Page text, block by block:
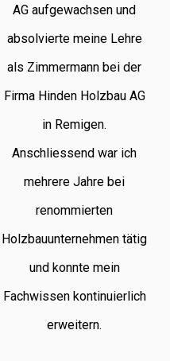
AG aufgewachsen und
absolvierte meine Lehre
als Zimmermann bei der
Firma Hinden Holzbau AG
in Remigen.
Anschliessend war ich
mehrere Jahre bei
renommierten
Holzbauunternehmen tätig
und konnte mein
Fachwissen kontinuierlich
erweitern.